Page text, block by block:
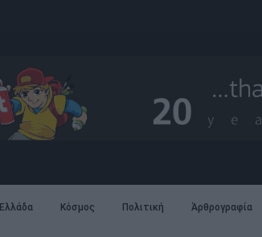
Ελλάδα Κόσμος Πολιτική Άρθρογραφία